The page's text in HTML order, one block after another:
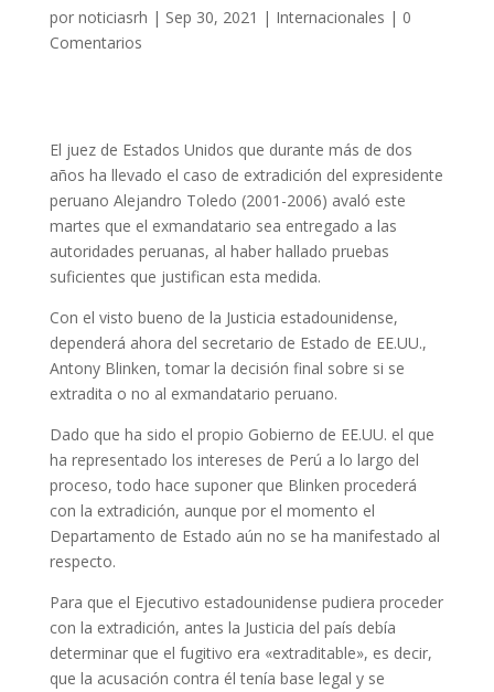
por noticiasrh | Sep 30, 2021 | Internacionales | 0
Comentarios
El juez de Estados Unidos que durante más de dos
años ha llevado el caso de extradición del expresidente
peruano Alejandro Toledo (2001-2006) avaló este
martes que el exmandatario sea entregado a las
autoridades peruanas, al haber hallado pruebas
suficientes que justifican esta medida.
Con el visto bueno de la Justicia estadounidense,
dependerá ahora del secretario de Estado de EE.UU.,
Antony Blinken, tomar la decisión final sobre si se
extradita o no al exmandatario peruano.
Dado que ha sido el propio Gobierno de EE.UU. el que
ha representado los intereses de Perú a lo largo del
proceso, todo hace suponer que Blinken procederá
con la extradición, aunque por el momento el
Departamento de Estado aún no se ha manifestado al
respecto.
Para que el Ejecutivo estadounidense pudiera proceder
con la extradición, antes la Justicia del país debía
determinar que el fugitivo era «extraditable», es decir,
que la acusación contra él tenía base legal y se